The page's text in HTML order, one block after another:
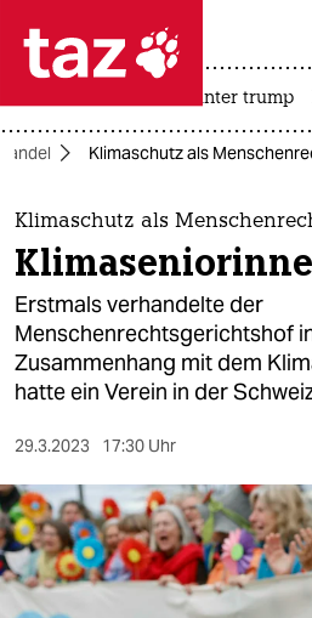
 taz zahl ich
taz zahl ich
themen
politik
öko
gesellschaft
kultur
sport
berlin
nord
usa unter trump
Klimaschutz als
Klimaschutz als
Erstmals verhandelte der
Menschenrechtsgerichtshof
Zusammenhang mit dem
hatte ein Verein in der
29.3.2023 17:30 Uhr